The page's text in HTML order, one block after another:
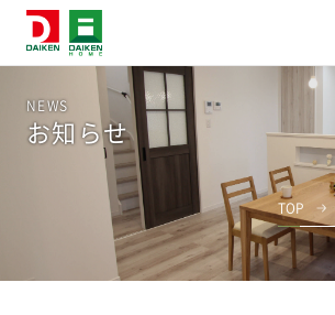
NEWS
お知らせ
TOP